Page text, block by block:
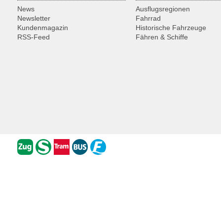
News
Newsletter
Kundenmagazin
RSS-Feed
Ausflugsregionen
Fahrrad
Historische Fahrzeuge
Fähren & Schiffe